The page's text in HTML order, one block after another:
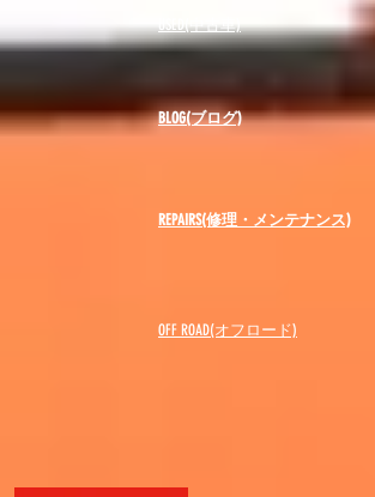
USED(中古車)
BLOG(ブログ)
REPAIRS(修理・メンテナンス)
OFF ROAD(オフロード)